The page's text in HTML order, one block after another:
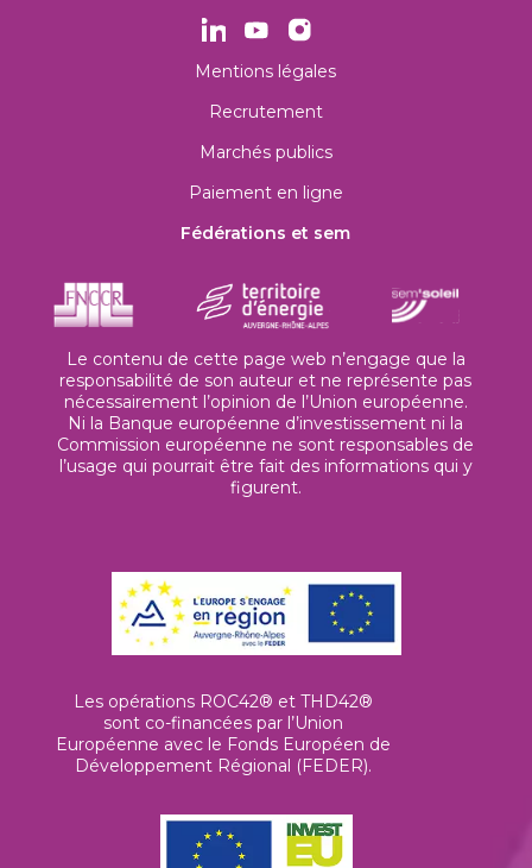
Mentions légales
Recrutement
Marchés publics
Paiement en ligne
Fédérations et sem
Le contenu de cette page web n’engage que la
responsabilité de son auteur et ne représente pas
nécessairement l’opinion de l’Union européenne.
Ni la Banque européenne d’investissement ni la
Commission européenne ne sont responsables de
l’usage qui pourrait être fait des informations qui y
figurent.
Les opérations ROC42® et THD42®
sont co-financées par l’Union
Européenne avec le Fonds Européen de
Développement Régional (FEDER).